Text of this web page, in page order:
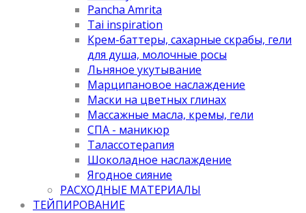
Pancha Amrita
Tai inspiration
Крем-баттеры, сахарные скрабы, гели
для душа, молочные росы
Льняное укутывание
Марципановое наслаждение
Маски на цветных глинах
Массажные масла, кремы, гели
СПА - маникюр
Талассотерапия
Шоколадное наслаждение
Ягодное сияние
РАСХОДНЫЕ МАТЕРИАЛЫ
ТЕЙПИРОВАНИЕ